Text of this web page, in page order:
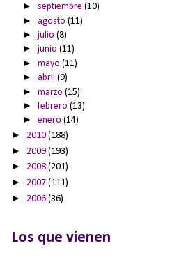
► septiembre(10)
► agosto(11)
►julio(8)
►junio(11)
►mayo(11)
► abril(9)
►marzo(15)
►febrero(13)
►enero(14)
► 2010 (188)
► 2009 (193)
► 2008 (201)
► 2007 (111)
► 2006 (36)
Los que vienen